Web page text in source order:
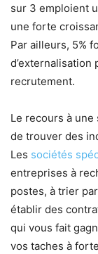
sur 3 emploient
une forte
Par ailleurs, 5%
recrutement.
Le recours à
de trouver des
Les sociétés
entreprises à
postes, à trier
établir des
qui vous fait
vos taches à